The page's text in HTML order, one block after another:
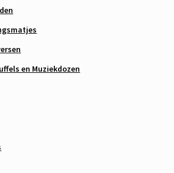
en Muziekdozen